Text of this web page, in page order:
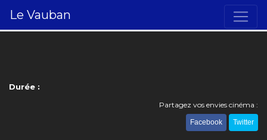
Le Vauban
Durée :
Partagez vos envies cinéma :
Facebook Twitter